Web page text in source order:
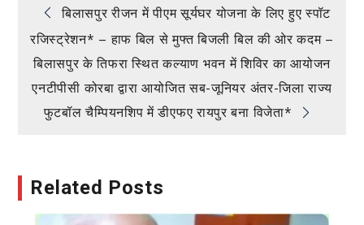
Post
navigation
बिलासपुर रीजन में पीएम सूर्यघर योजना के लिए हुए स्पॉट
रजिस्ट्रेशन* – हाफ बिल से मुफ्त बिजली बिल की ओर कदम –
बिलासपुर के तिफरा स्थित कल्याण भवन में शिविर का आयोजन
एनटीपीसी कोरबा द्वारा आयोजित सब-जूनियर अंतर-जिला राज्य
फुटबॉल चैम्पियनशिप में डीएफए रायपुर बना विजेता*
Related Posts